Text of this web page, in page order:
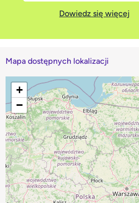
Dowiedz się więcej
Mapa dostępnych lokalizacji
+
−